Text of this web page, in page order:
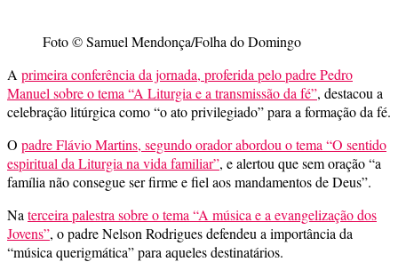
Foto © Samuel Mendonça/Folha do Domingo
A primeira conferência da jornada, proferida pelo padre Pedro
Manuel sobre o tema “A Liturgia e a transmissão da fé”, destacou a
celebração litúrgica como “o ato privilegiado” para a formação da fé.
O padre Flávio Martins, segundo orador abordou o tema “O sentido
espiritual da Liturgia na vida familiar”, e alertou que sem oração “a
família não consegue ser firme e fiel aos mandamentos de Deus”.
Na terceira palestra sobre o tema “A música e a evangelização dos
Jovens”, o padre Nelson Rodrigues defendeu a importância da
“música querigmática” para aqueles destinatários.